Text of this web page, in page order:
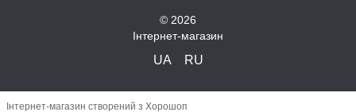
© 2026
Інтернет-магазин
UA RU
Інтернет-магазин створений з Хорошоп